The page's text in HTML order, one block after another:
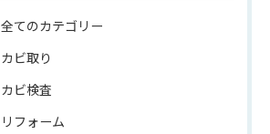
全てのカテゴリー
カビ取り
カビ検査
リフォーム